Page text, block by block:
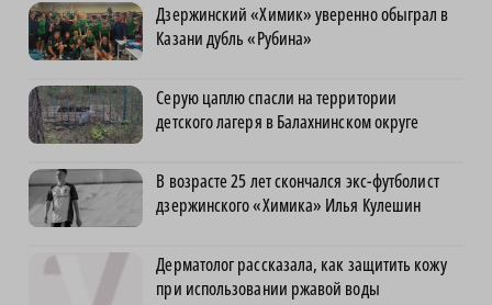
Дзержинский «Химик» уверенно обыграл в
Казани дубль «Рубина»
Серую цаплю спасли на территории
детского лагеря в Балахнинском округе
В возрасте 25 лет скончался экс-футболист
дзержинского «Химика» Илья Кулешин
Дерматолог рассказала, как защитить кожу
при использовании ржавой воды